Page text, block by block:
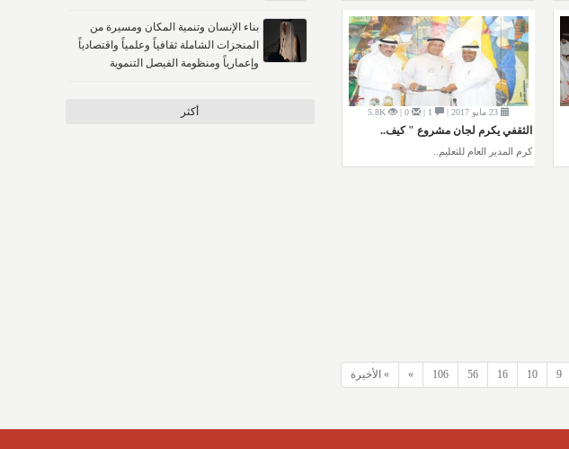
23 مايو 2017 | 1 |
0 |
5.8K
الثقفي يكرم لجان مشروع " كيف..
كرم المدير العام للتعليم..
9
10
16
56
106
» » الأخيرة
بناء الإنسان وتنمية المكان ومسيرة من
المنجزات الشاملة ثقافياً وعلمياً واقتصادياً
وإعمارياً ومنظومة الفيصل التنموية
أكثر